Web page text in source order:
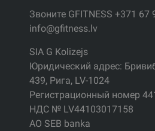
Звоните GFITNESS +371 67
info@gfitness.lv
SIA G Kolizejs
Юридический адрес:
439, Рига, LV-1024
Регистрационный номер
НДС № LV44103017158
АО SEB banka